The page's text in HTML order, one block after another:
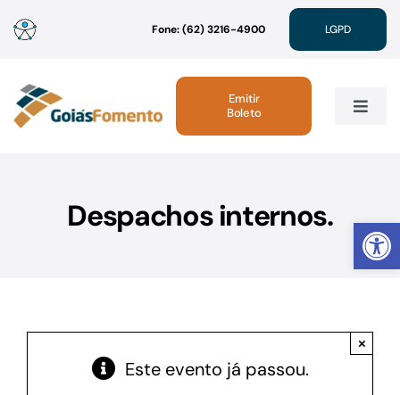
Abrir
para
conteúdo
Fone: (62) 3216-4900 LGPD
Toggle
Linhas de Crédito
Emitir
Boleto
Despachos internos.
Este evento já passou.
×